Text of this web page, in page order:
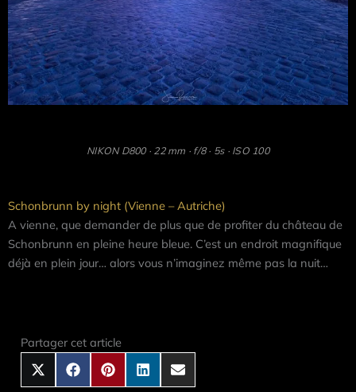
NIKON D800 · 22 mm · f/8 · 5s · ISO 100
Schonbrunn by night (Vienne – Autriche)
A vienne, que demander de plus que de profiter du château de
Schonbrunn en pleine heure bleue. C’est un endroit magnifique
déjà en plein jour… alors vous n’imaginez même pas la nuit…
Partager cet article
X
(Twitter)
FacebookPinterest